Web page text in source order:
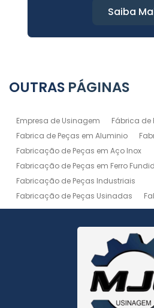
Saiba
OUTRAS PÁGINAS
Empresa de Usinagem
Fábrica de
Fabrica de Peças em Aluminio
Fabricação de Peças em Aço Inox
Fabricação de Peças em Ferro
Fabricação de Peças Industriais
Fabricação de Peças Usinadas
Fabricante de Peças de Máquinas
Manutenção de Máquina
Peças
Serviço de
Serviço de Usinagem
Serviço de
Serviços de Usinagem CNC
Serviços de Usinagem de Peças
Serviços de Usinagem Tornearia e